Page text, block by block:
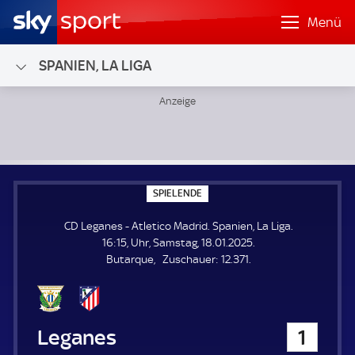
Menü
SPANIEN, LA LIGA
SPIELENDE
P
E
L
E
N
CD Leganes - Atletico Madrid. Spanien, La Liga.
16:15, Uhr, Samstag, 18.01.2025.
Butarque
Zuschauer: Z
12.371.
CD Leganes 1